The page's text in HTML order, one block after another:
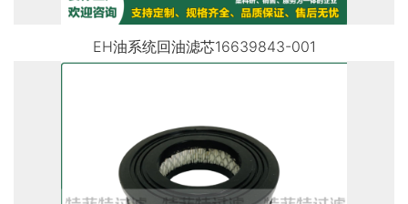
EH油系统回油滤芯16639843-001